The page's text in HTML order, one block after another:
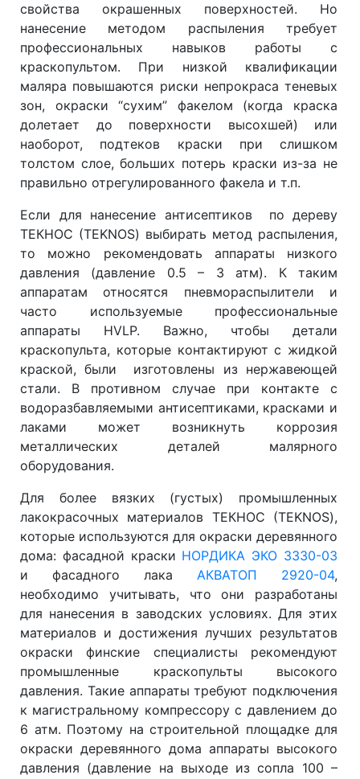
свойства окрашенных поверхностей. Но
нанесение методом распыления требует
профессиональных навыков работы с
краскопультом. При низкой квалификации
маляра повышаются риски непрокраса теневых
зон, окраски “сухим” факелом (когда краска
долетает до поверхности высохшей) или
наоборот, подтеков краски при слишком
толстом слое, больших потерь краски из-за не
правильно отрегулированного факела и т.п.
Если для нанесение антисептиков по дереву
ТЕКНОС (TEKNOS) выбирать метод распыления,
то можно рекомендовать аппараты низкого
давления (давление 0.5 – 3 атм). К таким
аппаратам относятся пневмораспылители и
часто используемые профессиональные
аппараты HVLP. Важно, чтобы детали
краскопульта, которые контактируют с жидкой
краской, были изготовлены из нержавеющей
стали. В противном случае при контакте с
водоразбавляемыми антисептиками, красками и
лаками может возникнуть коррозия
металлических деталей малярного
оборудования.
Для более вязких (густых) промышленных
лакокрасочных материалов ТЕКНОС (TEKNOS),
которые используются для окраски деревянного
дома: фасадной краски НОРДИКА ЭКО 3330-03
и фасадного лака АКВАТОП 2920-04,
необходимо учитывать, что они разработаны
для нанесения в заводских условиях. Для этих
материалов и достижения лучших результатов
окраски финские специалисты рекомендуют
промышленные краскопульты высокого
давления. Такие аппараты требуют подключения
к магистральному компрессору с давлением до
6 атм. Поэтому на строительной площадке для
окраски деревянного дома аппараты высокого
давления (давление на выходе из сопла 100 –